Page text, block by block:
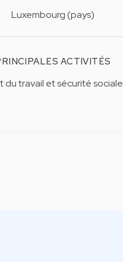
Luxembourg (pays)
ACTIVITÉS
du travail et sécurité sociale